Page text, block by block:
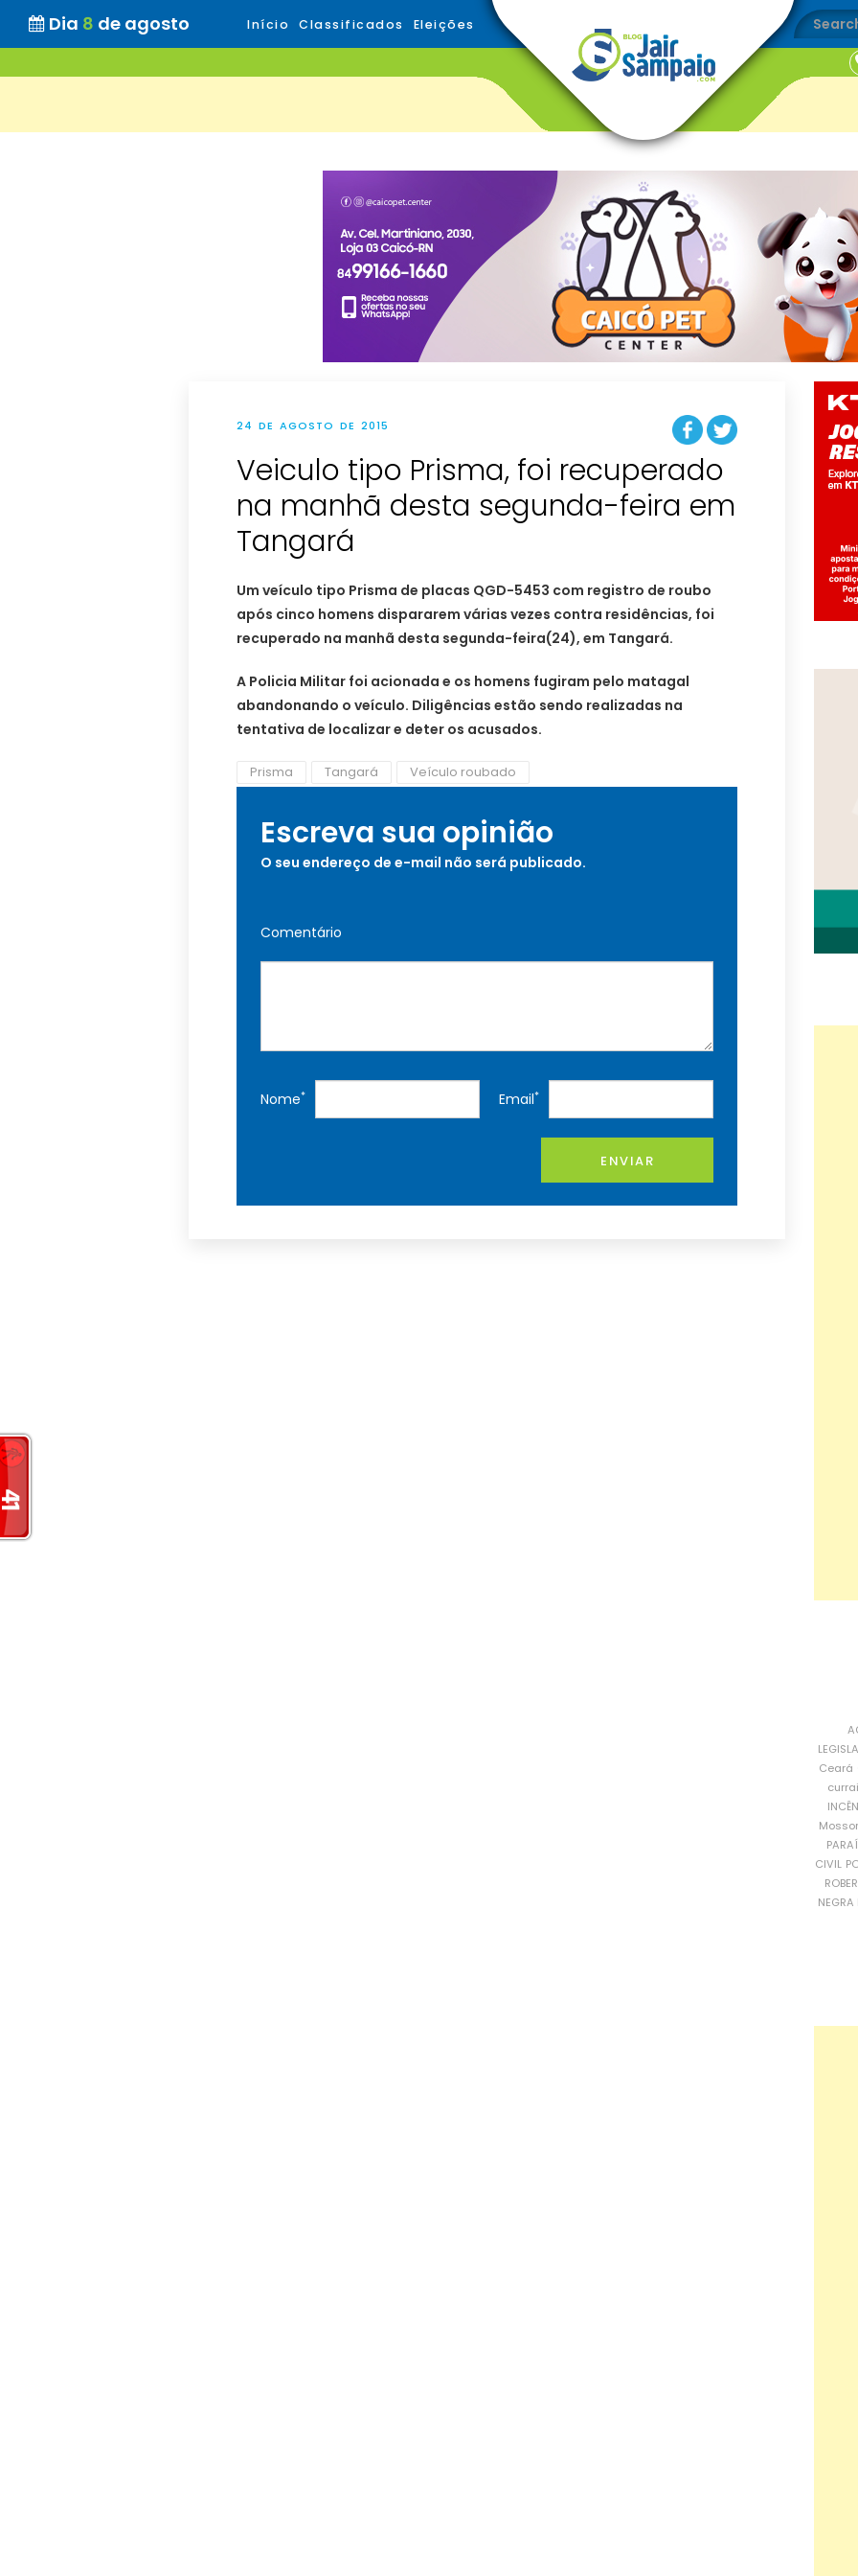
Dia 8 de agosto Início Classificados Eleições
24 DE AGOSTO DE 2015
Veiculo tipo Prisma, foi recuperado
na manhã desta segunda-feira em
Tangará
Um veículo tipo Prisma de placas QGD-5453 com registro de roubo
após cinco homens dispararem várias vezes contra residências, foi
recuperado na manhã desta segunda-feira(24), em Tangará.
A Policia Militar foi acionada e os homens fugiram pelo matagal
abandonando o veículo. Diligências estão sendo realizadas na
tentativa de localizar e deter os acusados.
Prisma Tangará Veículo roubado
Escreva sua opinião
O seu endereço de e-mail não será publicado.
Comentário
Nome* Email*
ENVIAR
Ceará
CIVIL
NEGRA